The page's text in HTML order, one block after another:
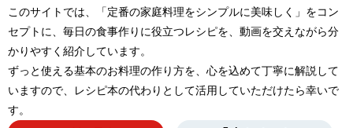
このサイトでは、「定番の家庭料理をシンプルに美味しく」をコン
セプトに、毎日の食事作りに役立つレシピを、動画を交えながら分
かりやすく紹介しています。
ずっと使える基本のお料理の作り方を、心を込めて丁寧に解説して
いますので、レシピ本の代わりとして活用していただけたら幸いで
す。